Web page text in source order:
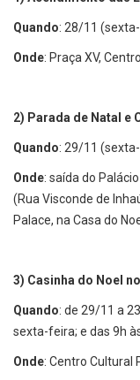
Quando: 28/11
Onde: Praça XV,
2) Parada de Natal e
Quando: 29/11
Onde: saída do
(Rua Visconde de
Palace, na Casa do
3) Casinha do Noel
Quando: de 29/11 a
sexta-feira; e das 9h
Onde: Centro Cultural